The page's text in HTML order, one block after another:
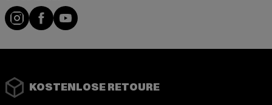
Instagram
FacebookYouTube
KOSTENLOSE RETOURE